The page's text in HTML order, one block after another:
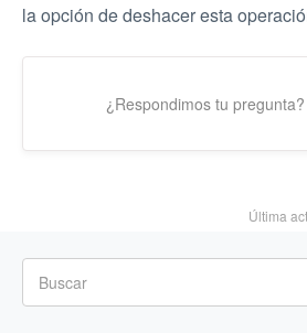
la opción de deshacer esta
¿Respondimos tu pregunta?
Última